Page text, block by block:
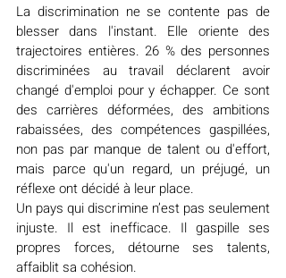
La discrimination ne se contente pas de
blesser dans l'instant. Elle oriente des
trajectoires entières. 26 % des personnes
discriminées au travail déclarent avoir
changé d'emploi pour y échapper. Ce sont
des carrières déformées, des ambitions
rabaissées, des compétences gaspillées,
non pas par manque de talent ou d'effort,
mais parce qu'un regard, un préjugé, un
réflexe ont décidé à leur place.
Un pays qui discrimine n’est pas seulement
injuste. Il est inefficace. Il gaspille ses
propres forces, détourne ses talents,
affaiblit sa cohésion.